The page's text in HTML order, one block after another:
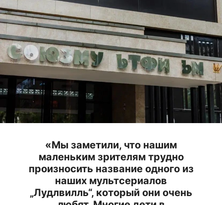
«Мы заметили, что нашим
маленьким зрителям трудно
произносить название одного из
наших мультсериалов
„Лудлвилль“, который они очень